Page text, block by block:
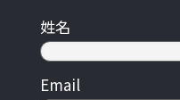
姓名
Email